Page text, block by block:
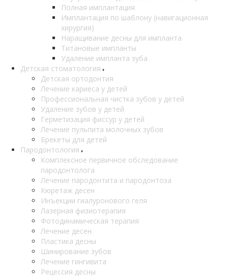
Полная имплантация
Имплантация по шаблону (навигационная
хирургия)
Наращивание десны для импланта
Титановые импланты
Удаление импланта зуба
Детская стоматология
Детская ортодонтия
Лечение кариеса у детей
Профессиональная чистка зубов у детей
Удаление зубов у детей
Герметизация фиссур у детей
Лечение пульпита молочных зубов
Брекеты для детей
Пародонтология
Комплексное первичное обследование
пародонтолога
Лечение пародонтита и пародонтоза
Кюретаж десен
Инъекции гиалуронового геля
Лазерная физиотерапия
Фотодинамическая терапия
Лечение десен
Пластика десны
Шинирование зубов
Лечение гингивита
Рецессия десны